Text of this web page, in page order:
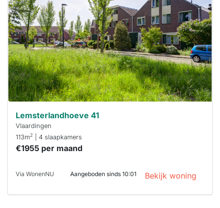
al verhuurd
Om kans te
maken moet je
binnen 15
minuten
reageren.
Stekkies helpt
je hierbij!
Lemsterlandhoeve 41
Vlaardingen
113m2 | 4 slaapkamers
€1955 per maand
Via WonenNU Aangeboden sinds 10:01 Bekijk woning